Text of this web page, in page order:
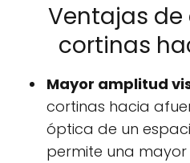
Ventajas
cortinas
Mayor amplitud
cortinas hacia
óptica de un
permite una